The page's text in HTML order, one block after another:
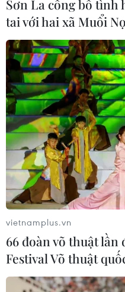
TIN CÙNG
Đà Nẵng: Khẩn trương
người bị sóng cuốn mất
đảo Sơn Trà
08/08/2026 07:13
Nghệ An: Sạt lở
543D tạm thời tê liệt
Điện Biên từng bước
trường tín chỉ carbon
Sơn La công bố tình
tai với hai xã Muổi
vietnamplus.vn
66 đoàn võ thuật
Festival Võ thuật